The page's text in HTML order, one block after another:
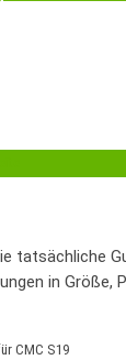
tatsächliche
in Größe,
CMC S19